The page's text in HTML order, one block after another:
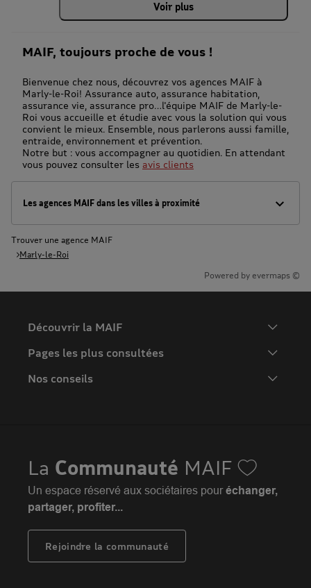
Voir plus
MAIF, toujours proche de vous !
Bienvenue chez nous, découvrez vos agences MAIF à
Marly-le-Roi! Assurance auto, assurance habitation,
assurance vie, assurance pro…l'équipe MAIF de Marly-le-
Roi vous accueille et étudie avec vous la solution qui vous
convient le mieux. Ensemble, nous parlerons aussi famille,
entraide, environnement et prévention.
Notre but : vous accompagner au quotidien. En attendant
vous pouvez consulter les avis clients
Les agences MAIF dans les villes à proximité
Trouver une agence MAIF
Marly-le-Roi
Powered by evermaps ©
Découvrir la MAIF
L'Entreprise
Espace presse
Portail API
Adhérer à la MAIF
MAIF Impact
Pages les plus consultées
Assurance auto
Assurance emprunteur
Assurance décès
Assurance vie
Plan d'épargne retraite (PER)
Nos conseils
Achat véhicule
Achat immobilier
Nos partenaires services
La Communauté MAIF
Un espace réservé aux sociétaires pouréchanger,
partager, profiter...
Rejoindre la communauté